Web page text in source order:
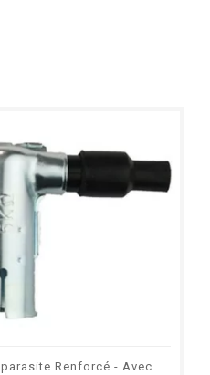
Renforcé - Avec